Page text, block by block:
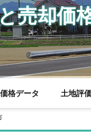
売却価
格データ 土地評